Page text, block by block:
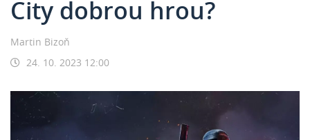
City dobrou hrou?
Martin Bizoň
24. 10. 2023 12:00